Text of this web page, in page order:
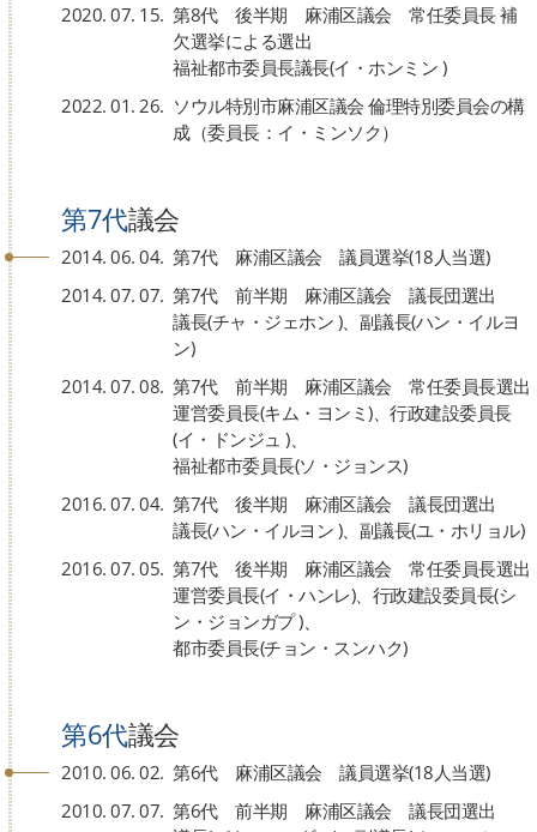
2020. 07. 15. 第8代 後半期 麻浦区議会 常任委員長 補
欠選挙による選出
福祉都市委員長議長(イ・ホンミン )
2022. 01. 26. ソウル特別市麻浦区議会 倫理特別委員会の構
成（委員長：イ・ミンソク）
第7代議会
2014. 06. 04. 第7代 麻浦区議会 議員選挙(18人当選)
2014. 07. 07. 第7代 前半期 麻浦区議会 議長団選出
議長(チャ・ジェホン )、副議長(ハン・イルヨ
ン)
2014. 07. 08. 第7代 前半期 麻浦区議会 常任委員長選出
運営委員長(キム・ヨンミ)、行政建設委員長
(イ・ドンジュ )、
福祉都市委員長(ソ・ジョンス)
2016. 07. 04. 第7代 後半期 麻浦区議会 議長団選出
議長(ハン・イルヨン )、副議長(ユ・ホリョル)
2016. 07. 05. 第7代 後半期 麻浦区議会 常任委員長選出
運営委員長(イ・ハンレ)、行政建設委員長(シ
ン・ジョンガプ )、
都市委員長(チョン・スンハク)
第6代議会
2010. 06. 02. 第6代 麻浦区議会 議員選挙(18人当選)
2010. 07. 07. 第6代 前半期 麻浦区議会 議長団選出